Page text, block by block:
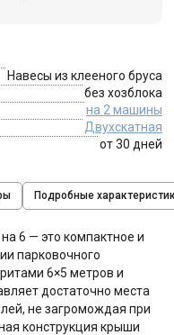
Навесы из клееного бруса
без хозблока
на 2 машины
Двухскатная
от 30 дней
Подробные
6 — это компактное и
парковочного
6×5 метров и
достаточно места
не загромождая при
конструкция крыши